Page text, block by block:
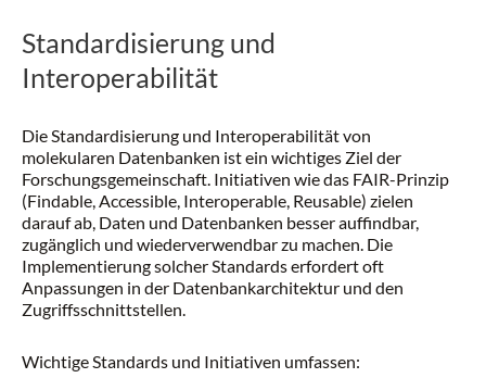
Standardisierung und
Interoperabilität
Die Standardisierung und Interoperabilität von
molekularen Datenbanken ist ein wichtiges Ziel der
Forschungsgemeinschaft. Initiativen wie das FAIR-Prinzip
(Findable, Accessible, Interoperable, Reusable) zielen
darauf ab, Daten und Datenbanken besser auffindbar,
zugänglich und wiederverwendbar zu machen. Die
Implementierung solcher Standards erfordert oft
Anpassungen in der Datenbankarchitektur und den
Zugriffsschnittstellen.
Wichtige Standards und Initiativen umfassen: